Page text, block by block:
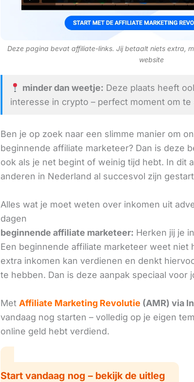
Deze pagina bevat affiliate-links. Jij betaalt niets extra,
website
minder dan weetje: Deze plaats heeft
interesse in crypto – perfect moment om te
Ben je op zoek naar een slimme manier om
beginnende affiliate marketeer? Dan is deze
ook als je net begint of weinig tijd hebt. In dit
anderen in Nederland al succesvol zijn
Alles wat je moet weten over inkomen uit
dagen
beginnende affiliate marketeer: Herken jij je
Een beginnende affiliate marketeer weet niet
extra inkomen kan verdienen en denkt
te hebben. Dan is deze aanpak speciaal voor
Met Affiliate Marketing Revolutie (AMR) via
vandaag nog starten – volledig op je eigen
online geld hebt verdiend.
Start vandaag nog – bekijk de uitleg